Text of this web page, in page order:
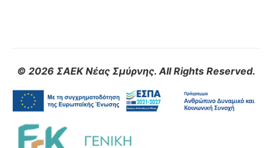
© 2026 ΣΑΕΚ Νέας Σμύρνης. All Rights Reserved.